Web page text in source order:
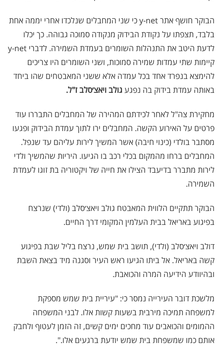
הבוקר חושף אתרy-netכי שני המחבלים שנלכדו אחרי יממה אחת
בלבד, תצפתו על נקודת הבידוק מנקודה סמוכה גבוהה. כך יכלו
לדעת היטב את התנהלות השומרים בעמדת השמירה. לדברי y-net
קיימות שתי עמדות שמירה סמוכות, ושני השומרים היו צריכים
להימצא בנפרד אחד בכל עמדה אלא ששני המאבטחים שהו ביחד
באותה עמדת בידוק בה נפגעגולב ויאצ׳סלב ז"ל.
מחקירת צה"ל לאחר לכידתם המהירה של המחבלים התבררו עוד
פרטים על האירוע הקשה. המחבלים ירו לתוך עמדת הבידוק ופגעו
מסתבר בולדי (כינוי חיבה) אשר המשיך לירות עליהם עד שנפל.
המחבלים ברחו מהמקום בכלי רכב בו הגיעו. היריות שהמשיך ולדי
לירות מתברר בדיעבד הצילו את חייה של ויקטוריה בת זוגו לעמדת
השמירה.
הבוקר תתקיים הלווית המאבטח גולב ויאצ׳סלב (ולדי) שנרצח
בפיגוע באריאל בבית העלמין המקומי דרך החיים.
דולב ויאצ׳סלב (ולדי), תושב בית שמש, נרצח בליל שבת בפיגוע
קשה באריאל. אל ביתו הגיעו ראש העיר וסגנה מיד בצאת השבת
ובהיוודע הידיעה המרה והכואבת.
מלשכת דובר העירייה נמסר כי: "עיריית בית שמש מספקת
למשפחה תמיכה מירבית בשעות קשות אלו. לבני המשפחה
ההמומים והכואבים עוד מחכים ימים קשים, זה הזמן לעטוף ולחבק
אותם כמו שמשפחת בית שמש יודעת ברגעים אלו.".